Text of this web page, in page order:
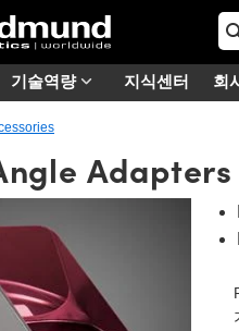
기술역량 지식센터 회